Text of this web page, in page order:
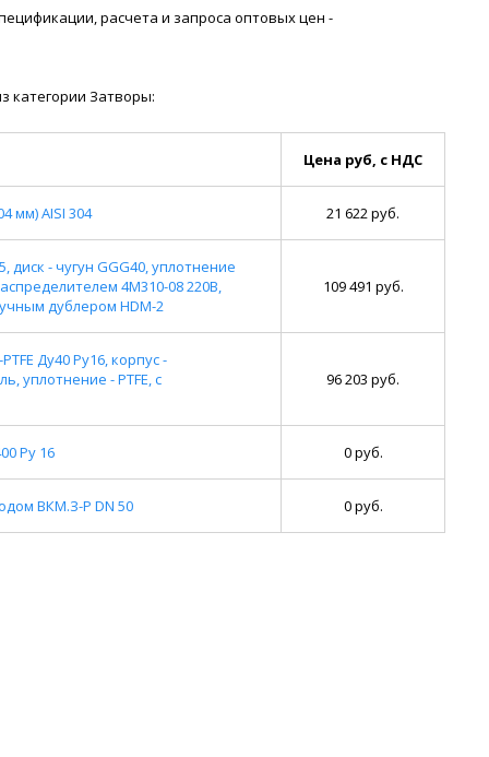
расчета и запроса оптовых цен -
категории Затворы:
Цена руб, с НДС
мм) AISI 304 21 622 руб.
диск - чугун GGG40, уплотнение
4M310-08 220В,
дублером HDM-2
109 491 руб.
Ду40 Ру16, корпус -
уплотнение - PTFE, с
96 203 руб.
Ру 16 0 руб.
ВКМ.З-Р DN 50 0 руб.